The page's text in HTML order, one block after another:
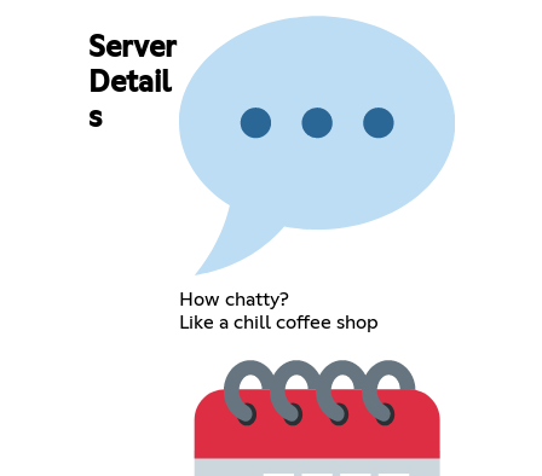
Server
Detail
s
How chatty?
Like a chill coffee shop